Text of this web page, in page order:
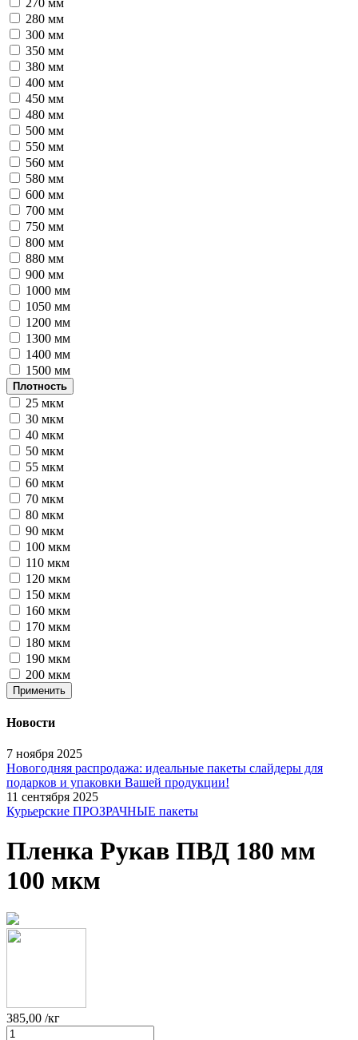
280 мм
300 мм
350 мм
380 мм
400 мм
450 мм
480 мм
500 мм
550 мм
560 мм
580 мм
600 мм
700 мм
750 мм
800 мм
880 мм
900 мм
1000 мм
1050 мм
1200 мм
1300 мм
1400 мм
1500 мм
Плотность
25 мкм
30 мкм
40 мкм
50 мкм
55 мкм
60 мкм
70 мкм
80 мкм
90 мкм
100 мкм
110 мкм
120 мкм
150 мкм
160 мкм
170 мкм
180 мкм
190 мкм
200 мкм
Применить
Новости
7 ноября 2025
Новогодняя распродажа: идеальные пакеты слайдеры для
подарков и упаковки Вашей продукции!
11 сентября 2025
Курьерские ПРОЗРАЧНЫЕ пакеты
Пленка Рукав ПВД 180 мм
100 мкм
385,00 /кг